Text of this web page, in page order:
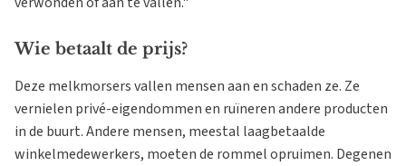
Wie betaalt de prijs?
Deze melkmorsers vallen mensen aan en schaden ze. Ze
vernielen privé-eigendommen en ruïneren andere producten
in de buurt. Andere mensen, meestal laagbetaalde
winkelmedewerkers, moeten de rommel opruimen. Degenen